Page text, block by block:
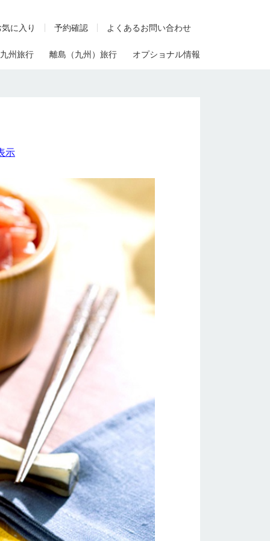
に入り 予約確認 よくあるお問い合わせ
九州旅行 離島（九州）旅行 オプショナル情報
示